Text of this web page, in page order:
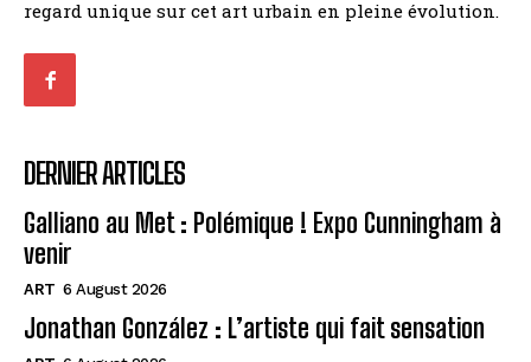
regard unique sur cet art urbain en pleine évolution.
DERNIER ARTICLES
Galliano au Met : Polémique ! Expo Cunningham à
venir
ART 6 August 2026
Jonathan González : L’artiste qui fait sensation